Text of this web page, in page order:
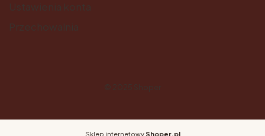
Sklep internetowy Shoper.pl